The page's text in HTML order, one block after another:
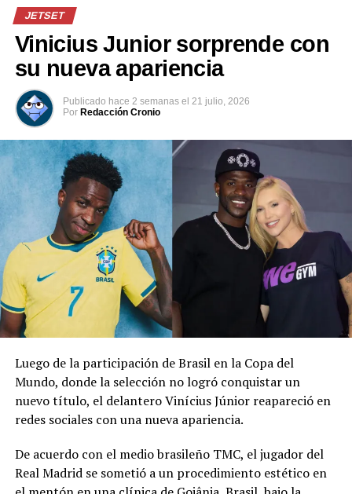
— Insider City
(@InsiderCity_Ar)July
24, 2026
Uno de los momentos que más llamó la atención fue la
participación de Haaland en el tradicional “viking row”,
una celebración popularizada por jugadores y
aficionados noruegos durante el Mundial 2026. El
atacante del Manchester City dirigió la coreografía
mientras los invitados remaban sentados sobre el suelo
en el lugar de la recepción.
Erling Haaland brought
the ‘viking row’ to
Gianluigi
Donnarumma’s
wedding
pic.twitter.com/HP6MLIDybX
— Sky Sports Premier
League
JETSET
Vinicius Junior sorprende con
su nueva apariencia
Publicado hace 2 semanas el 21 julio, 2026
Por Redacción Cronio
Luego de la participación de Brasil en la Copa del
Mundo, donde la selección no logró conquistar un
nuevo título, el delantero Vinícius Júnior reapareció en
redes sociales con una nueva apariencia.
De acuerdo con el medio brasileño TMC, el jugador del
Real Madrid se sometió a un procedimiento estético en